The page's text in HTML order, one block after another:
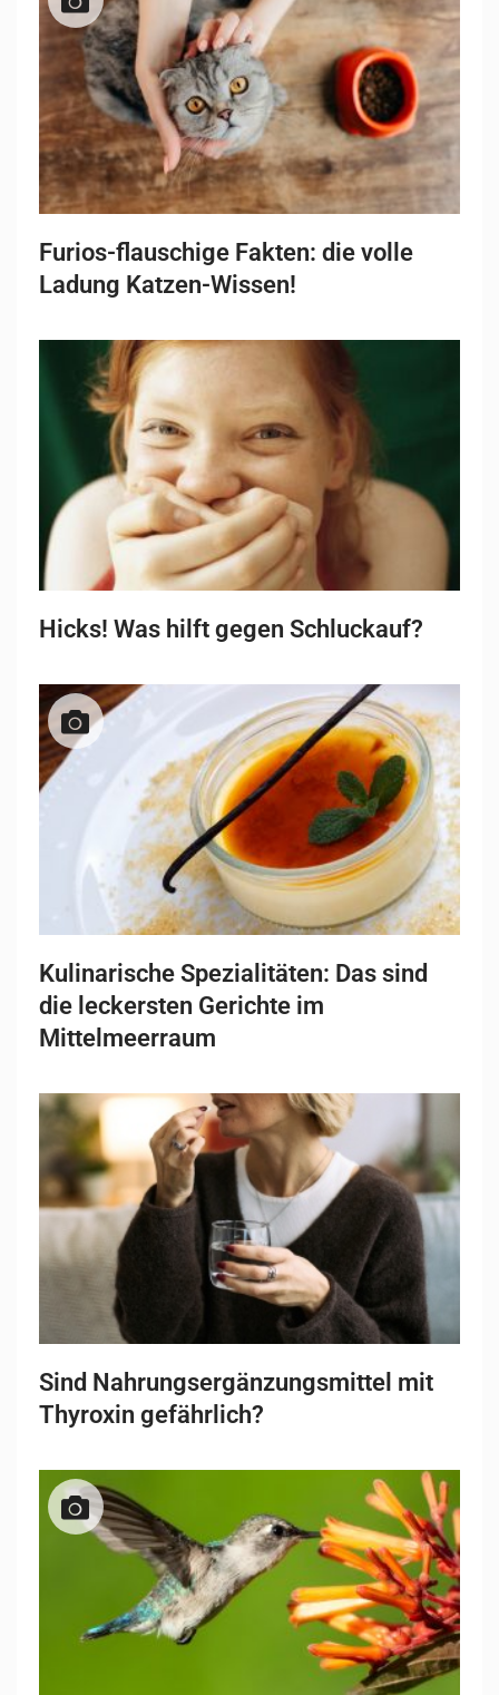
Furios-flauschige Fakten: die volle
Ladung Katzen-Wissen!
Hicks! Was hilft gegen Schluckauf?
Kulinarische Spezialitäten: Das sind
die leckersten Gerichte im
Mittelmeerraum
Sind Nahrungsergänzungsmittel mit
Thyroxin gefährlich?